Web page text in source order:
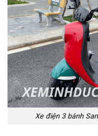
Xe điện 3 bánh